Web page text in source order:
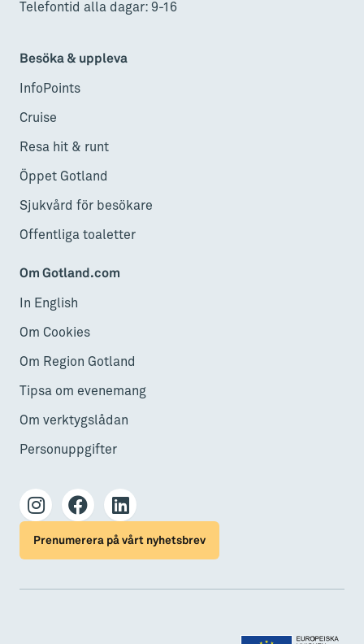
Telefontid alla dagar: 9-16
Besöka & uppleva
InfoPoints
Cruise
Resa hit & runt
Öppet Gotland
Sjukvård för besökare
Offentliga toaletter
Om Gotland.com
In English
Om Cookies
Om Region Gotland
Tipsa om evenemang
Om verktygslådan
Personuppgifter
Prenumerera på vårt nyhetsbrev